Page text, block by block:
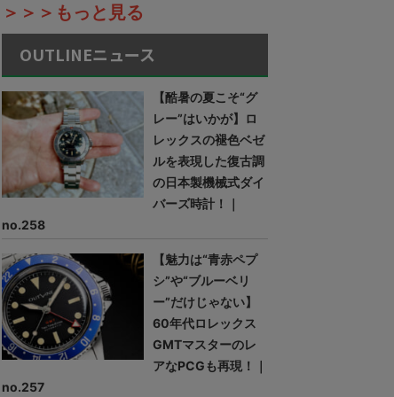
＞＞＞もっと見る
OUTLINEニュース
【酷暑の夏こそ“グ
レー”はいかが】ロ
レックスの褪色ベゼ
ルを表現した復古調
の日本製機械式ダイ
バーズ時計！｜
no.258
【魅力は“青赤ペプ
シ”や“ブルーベリ
ー”だけじゃない】
60年代ロレックス
GMTマスターのレ
アなPCGも再現！｜
no.257